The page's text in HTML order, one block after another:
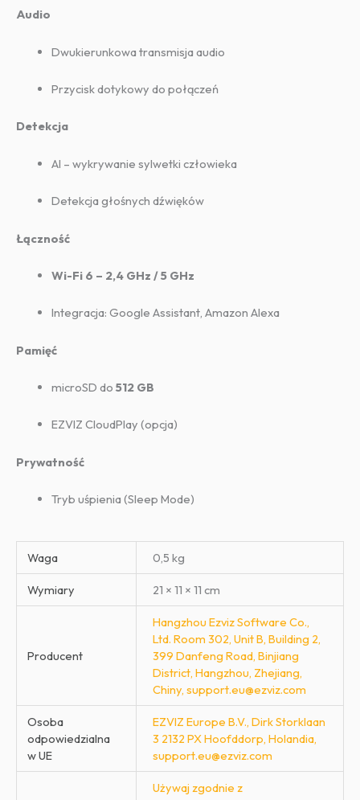
Audio
Dwukierunkowa transmisja audio
Przycisk dotykowy do połączeń
Detekcja
AI – wykrywanie sylwetki człowieka
Detekcja głośnych dźwięków
Łączność
Wi-Fi 6 – 2,4 GHz / 5 GHz
Integracja: Google Assistant, Amazon Alexa
Pamięć
microSD do 512 GB
EZVIZ CloudPlay (opcja)
Prywatność
Tryb uśpienia (Sleep Mode)
Waga 0,5 kg
Wymiary 21 × 11 × 11 cm
Producent
Hangzhou Ezviz Software Co.,
Ltd. Room 302, Unit B, Building 2,
399 Danfeng Road, Binjiang
District, Hangzhou, Zhejiang,
Chiny, support.eu@ezviz.com
Osoba
odpowiedzialna
w UE
EZVIZ Europe B.V., Dirk Storklaan
3 2132 PX Hoofddorp, Holandia,
support.eu@ezviz.com
Używaj zgodnie z